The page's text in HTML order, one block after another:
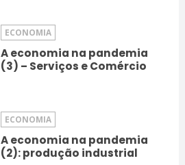
ECONOMIA
A economia na pandemia
(3) – Serviços e Comércio
ECONOMIA
A economia na pandemia
(2): produção industrial